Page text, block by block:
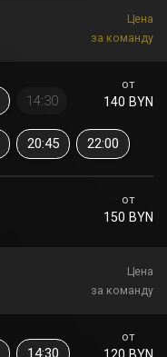
Цена
за команду
от
140 BYN
14:30
20:45 22:00
от
150 BYN
Цена
за команду
от
14:30